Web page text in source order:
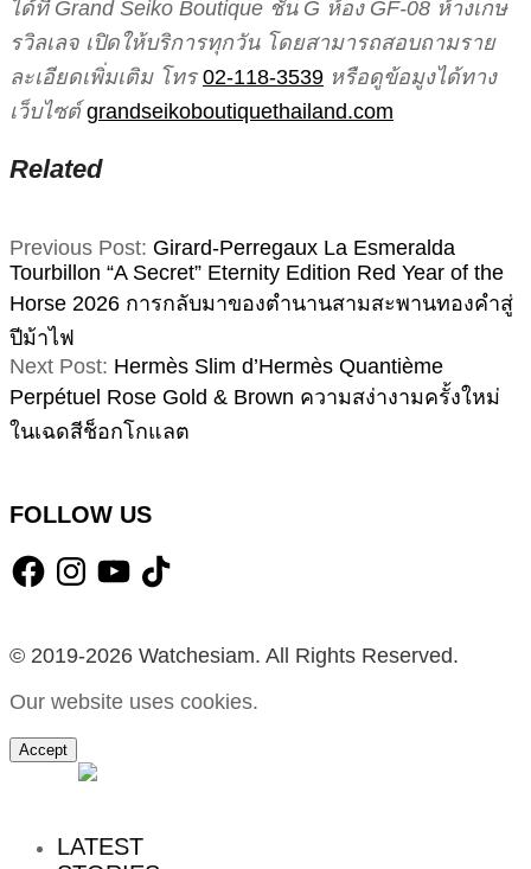
ได้ที่ Grand Seiko Boutique ชั้น G ห้อง GF-08 ห้างเกษ
รวิลเลจ เปิดให้บริการทุกวัน โดยสามารถสอบถามราย
ละเอียดเพิ่มเติม โทร 02-118-3539 หรือดูข้อมูงได้ทาง
เว็บไซต์​ grandseikoboutiquethailand.com
Related
2026-
02-
20
Previous Post: Girard-Perregaux La Esmeralda
Tourbillon “A Secret” Eternity Edition Red Year of the
Horse 2026 การกลับมาของตำนานสามสะพานทองคำสู่
ปีม้าไฟ
Next Post: Hermès Slim d’Hermès Quantième
Perpétuel Rose Gold & Brown ความสง่างามครั้งใหม่
ในเฉดสีช็อกโกแลต
FOLLOW US
FacebookInstagramYouTube
TikTok
© 2019-2026 Watchesiam. All Rights Reserved.
Our website uses cookies.
Accept
LATEST